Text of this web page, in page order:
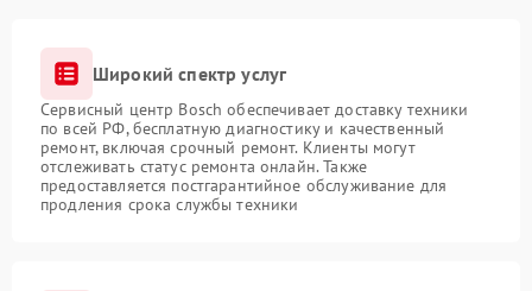
Широкий спектр услуг
Сервисный центр Bosch обеспечивает доставку техники
по всей РФ, бесплатную диагностику и качественный
ремонт, включая срочный ремонт. Клиенты могут
отслеживать статус ремонта онлайн. Также
предоставляется постгарантийное обслуживание для
продления срока службы техники